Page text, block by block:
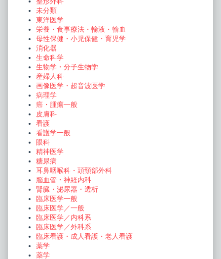
未分類
東洋医学
栄養・食事療法・輸液・輸血
母性保健・小児保健・育児学
消化器
生命科学
生物学・分子生物学
産婦人科
画像医学・超音波医学
病理学
癌・腫瘍一般
皮膚科
看護
看護学一般
眼科
精神医学
糖尿病
耳鼻咽喉科・頭頸部外科
脳血管・神経内科
腎臓・泌尿器・透析
臨床医学一般
臨床医学／一般
臨床医学／内科系
臨床医学／外科系
臨床看護・成人看護・老人看護
薬学
薬学